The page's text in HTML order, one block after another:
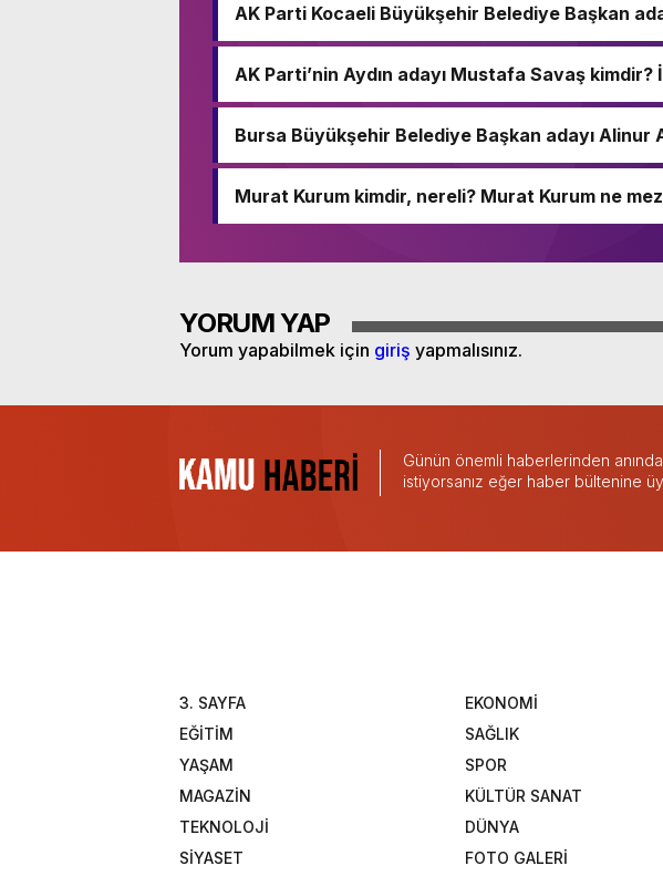
AK Parti Kocaeli Büyükşehir Belediye Başkan
AK Parti’nin Aydın adayı Mustafa Savaş
Bursa Büyükşehir Belediye Başkan adayı Alinur
Murat Kurum kimdir, nereli? Murat Kurum ne
YORUM YAP
Yorum yapabilmek için giriş yapmalısınız.
Günün önemli haberlerinden
istiyorsanız eğer haber bültenine
3. SAYFA
EKONOMİ
EĞİTİM
SAĞLIK
YAŞAM
SPOR
MAGAZİN
KÜLTÜR SANAT
TEKNOLOJİ
DÜNYA
SİYASET
FOTO GALERİ